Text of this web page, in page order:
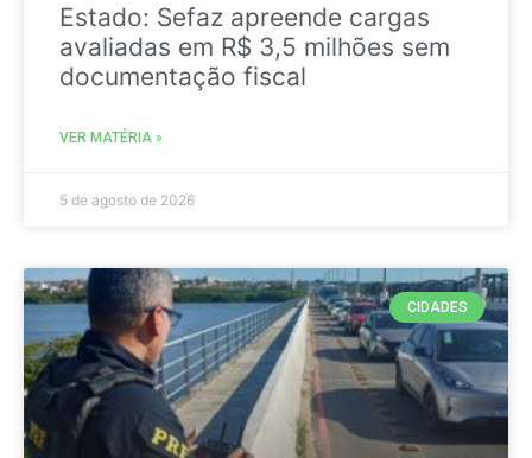
Estado: Sefaz apreende cargas
avaliadas em R$ 3,5 milhões sem
documentação fiscal
VER MATÉRIA »
5 de agosto de 2026
CIDADES